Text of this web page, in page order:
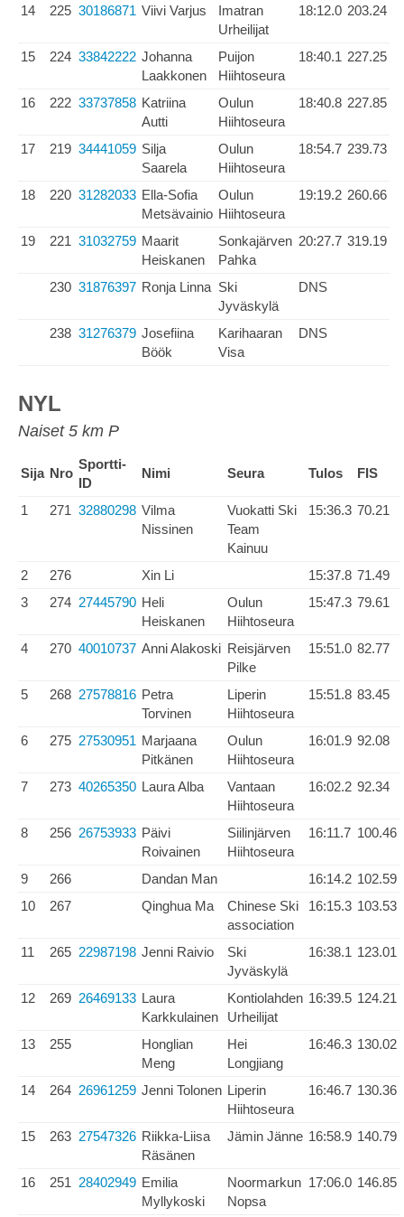
14 225 30186871 Viivi Varjus
Imatran
Urheilijat
18:12.0 203.24
15 224 33842222 Johanna
Laakkonen
Puijon
Hiihtoseura
18:40.1 227.25
16 222 33737858 Katriina
Autti
Oulun
Hiihtoseura
18:40.8 227.85
17 219 34441059 Silja
Saarela
Oulun
Hiihtoseura
18:54.7 239.73
18 220 31282033 Ella-Sofia
Metsävainio
Oulun
Hiihtoseura
19:19.2 260.66
19 221 31032759 Maarit
Heiskanen
Sonkajärven
Pahka
20:27.7 319.19
230 31876397 Ronja Linna Ski
Jyväskylä
DNS
238 31276379 Josefiina
Böök
Karihaaran
Visa
DNS
NYL
Naiset 5 km P
Sija Nro
Sportti-
ID
Nimi Seura Tulos FIS
1 271 32880298 Vilma
Nissinen
Vuokatti Ski
Team
Kainuu
15:36.3 70.21
2 276 Xin Li 15:37.8 71.49
3
274 27445790 Heli
Heiskanen
Oulun
Hiihtoseura
15:47.3 79.61
4 270 40010737 Anni Alakoski Reisjärven
Pilke
15:51.0 82.77
5 268 27578816 Petra
Torvinen
Liperin
Hiihtoseura
15:51.8 83.45
6 275 27530951 Marjaana
Pitkänen
Oulun
Hiihtoseura
16:01.9 92.08
7 273 40265350 Laura Alba
Vantaan
Hiihtoseura
16:02.2 92.34
8 256 26753933 Päivi
Roivainen
Siilinjärven
Hiihtoseura
16:11.7 100.46
9 266 Dandan Man 16:14.2 102.59
10
267 Qinghua Ma
Chinese Ski
association
16:15.3 103.53
11 265 22987198 Jenni Raivio
Ski
Jyväskylä
16:38.1 123.01
12 269 26469133 Laura
Karkkulainen
Kontiolahden
Urheilijat
16:39.5 124.21
13 255
Honglian
Meng
Hei
Longjiang
16:46.3 130.02
14 264 26961259 Jenni Tolonen Liperin
Hiihtoseura
16:46.7 130.36
15 263 27547326 Riikka-Liisa
Räsänen
Jämin Jänne 16:58.9 140.79
16 251 28402949 Emilia
Myllykoski
Noormarkun
Nopsa
17:06.0 146.85